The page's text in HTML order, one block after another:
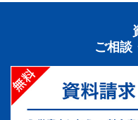
ご相談